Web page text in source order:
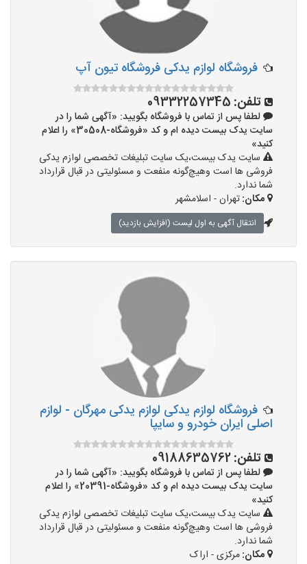
فروشگاه لوازم یدکی فروشگاه تیون آپ
تلفن: 09332257345
لطفا پس از تماس با فروشگاه بگویید: «آگهی شما را در
سایت یدک بیست دیده ام و کد «فروشگاه-30508» را اعلام
کنید»
سایت یدک بیست،یک سایت تبلیغات تخصصی لوازم یدکی
فروشی ها است وهیچ‌گونه منفعت و مسئولیتی در قبال قرارداد
شما ندارد.
مکان:تهران - اسلامشهر
انتقال آگهی به اول لیست (افزایش بازدید)
فروشگاه لوازم یدکی لوازم یدکی مهرگان - لوازم
اصلی ایران خودرو و سایپا
تلفن:09188635762
لطفا پس از تماس با فروشگاه بگویید: «آگهی شما را در
سایت یدک بیست دیده ام و کد «فروشگاه-20391» را اعلام
کنید»
سایت یدک بیست،یک سایت تبلیغات تخصصی لوازم یدکی
فروشی ها است وهیچ‌گونه منفعت و مسئولیتی در قبال قرارداد
شما ندارد.
مکان:مرکزی - اراک